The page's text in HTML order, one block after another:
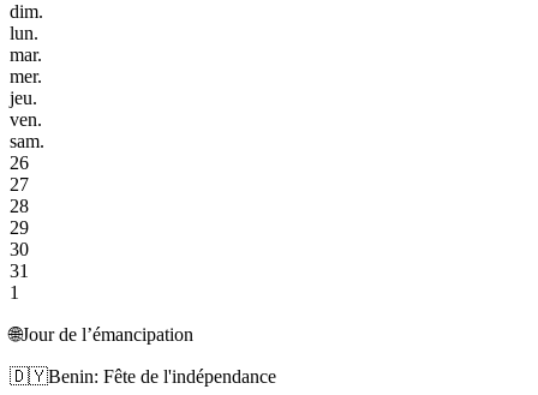
dim.
lun.
mar.
mer.
jeu.
ven.
sam.
26
27
28
29
30
31
1
🌐Jour de l’émancipation
🇩🇾Benin: Fête de l'indépendance